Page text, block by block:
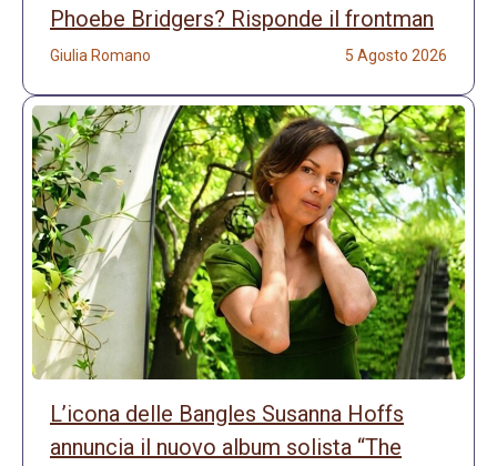
Phoebe Bridgers? Risponde il frontman
Giulia Romano 5 Agosto 2026
L’icona delle Bangles Susanna Hoffs
annuncia il nuovo album solista “The